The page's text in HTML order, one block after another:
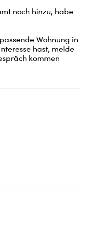
noch hinzu, habe
Wohnung in
hast, melde
kommen